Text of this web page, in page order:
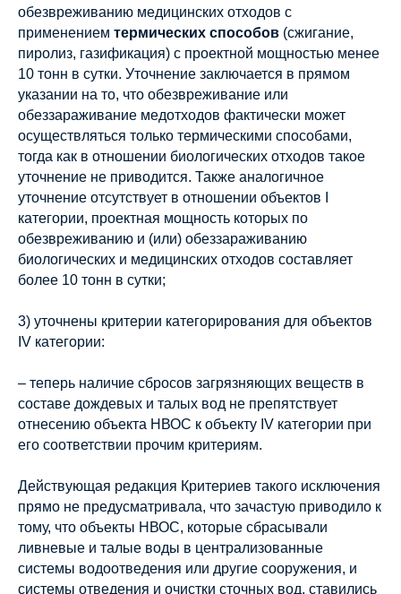
обезвреживанию медицинских отходов с
применением термических способов (сжигание,
пиролиз, газификация) с проектной мощностью менее
10 тонн в сутки. Уточнение заключается в прямом
указании на то, что обезвреживание или
обеззараживание медотходов фактически может
осуществляться только термическими способами,
тогда как в отношении биологических отходов такое
уточнение не приводится. Также аналогичное
уточнение отсутствует в отношении объектов I
категории, проектная мощность которых по
обезвреживанию и (или) обеззараживанию
биологических и медицинских отходов составляет
более 10 тонн в сутки;
3) уточнены критерии категорирования для объектов
IV категории:
– теперь наличие сбросов загрязняющих веществ в
составе дождевых и талых вод не препятствует
отнесению объекта НВОС к объекту IV категории при
его соответствии прочим критериям.
Действующая редакция Критериев такого исключения
прямо не предусматривала, что зачастую приводило к
тому, что объекты НВОС, которые сбрасывали
ливневые и талые воды в централизованные
системы водоотведения или другие сооружения, и
системы отведения и очистки сточных вод, ставились